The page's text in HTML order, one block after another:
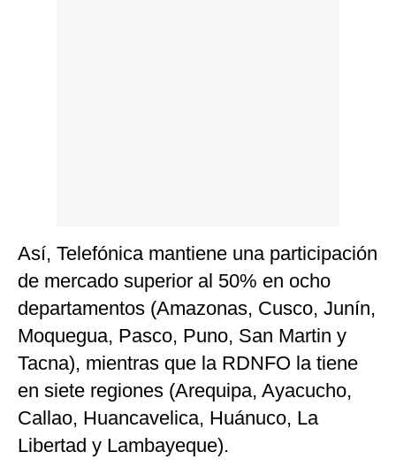
Así, Telefónica mantiene una participación
de mercado superior al 50% en ocho
departamentos (Amazonas, Cusco, Junín,
Moquegua, Pasco, Puno, San Martin y
Tacna), mientras que la RDNFO la tiene
en siete regiones (Arequipa, Ayacucho,
Callao, Huancavelica, Huánuco, La
Libertad y Lambayeque).